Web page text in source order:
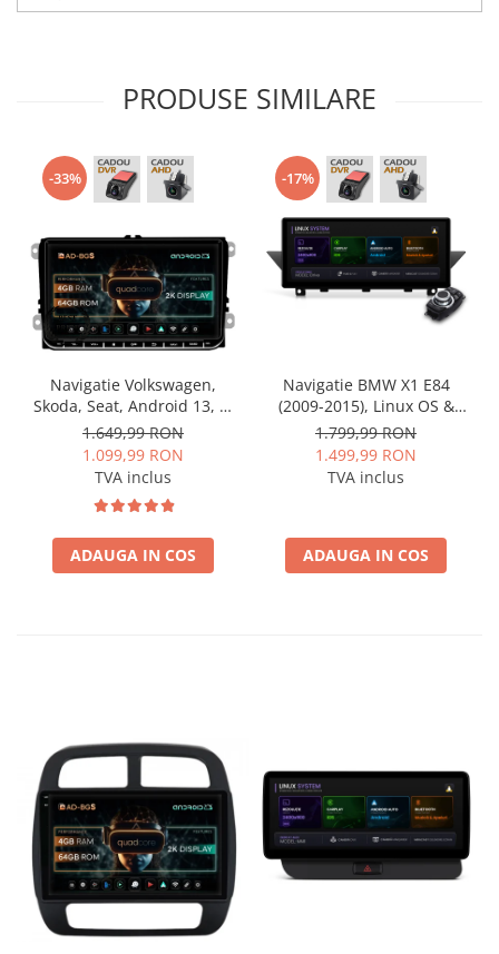
PRODUSE SIMILARE
-33%
Navigatie Volkswagen,
Skoda, Seat, Android 13, S-
Quadcore / 4GB RAM +
64GB ROM, 9 Inch - AD-
BGSW94L
1.649,99 RON
1.099,99 RON
TVA inclus
ADAUGA IN COS
-17%
Navigatie BMW X1 E84
(2009-2015), Linux OS &
OEM, Varianta iDrive,
CarPlay & Android Auto
Wireless, MirrorLink,
BGRKITBM004
1.799,99 RON
1.499,99 RON
TVA inclus
ADAUGA IN COS